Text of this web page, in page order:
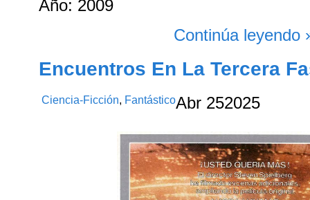
Año: 2009
Continúa leyendo
Encuentros En La Tercera
Ciencia-Ficción, FantásticoAbr 252025